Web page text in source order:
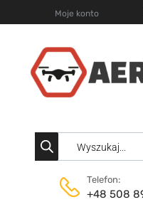
Moje konto
Telefon:
+48 508